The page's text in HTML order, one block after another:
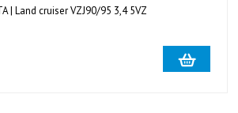
| Land cruiser VZJ90/95 3,4 5VZ